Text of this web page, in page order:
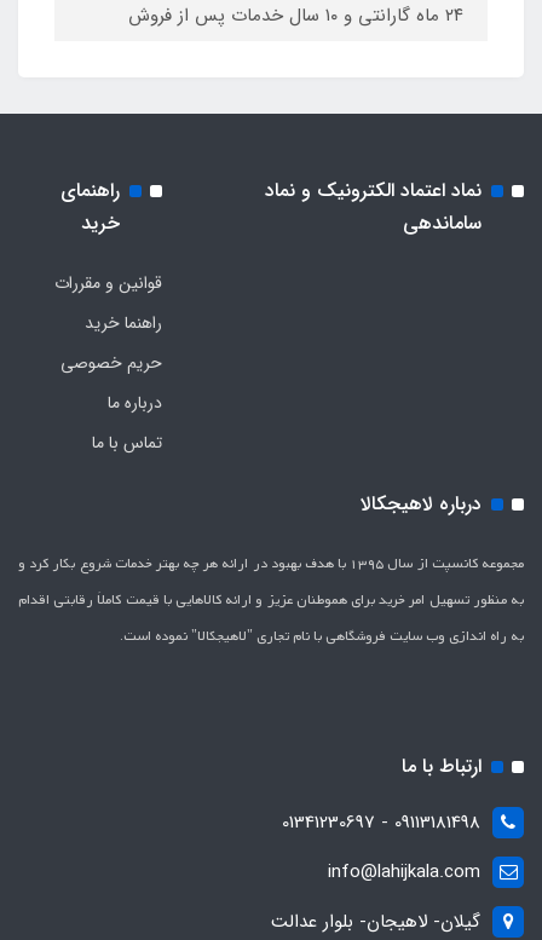
۲۴ ماه گارانتی و ۱۰ سال خدمات پس از فروش
نماد اعتماد الکترونیک و نماد
ساماندهی
راهنمای
خرید
قوانین و مقررات
راهنما خرید
حریم خصوصی
درباره ما
تماس با ما
درباره لاهیجکالا
مجموعه کانسپت از سال 1395 با هدف بهبود در ارائه هر چه بهتر خدمات شروع بکار کرد و
به منظور تسهیل امر خرید برای هموطنان عزیز و ارائه کالاهایی با قیمت کاملاَ رقابتی اقدام
به راه اندازی وب سایت فروشگاهی با نام تجاری "لاهیج­کالا" نموده است.
ارتباط با ما
09113181498 - 01341230697
info@lahijkala.com
گیلان- لاهیجان- بلوار عدالت